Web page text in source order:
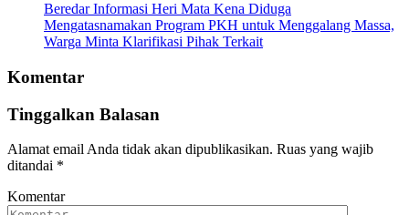
Beredar Informasi Heri Mata Kena Diduga
Mengatasnamakan Program PKH untuk Menggalang Massa,
Warga Minta Klarifikasi Pihak Terkait
Komentar
Tinggalkan Balasan
Alamat email Anda tidak akan dipublikasikan. Ruas yang wajib
ditandai *
Komentar